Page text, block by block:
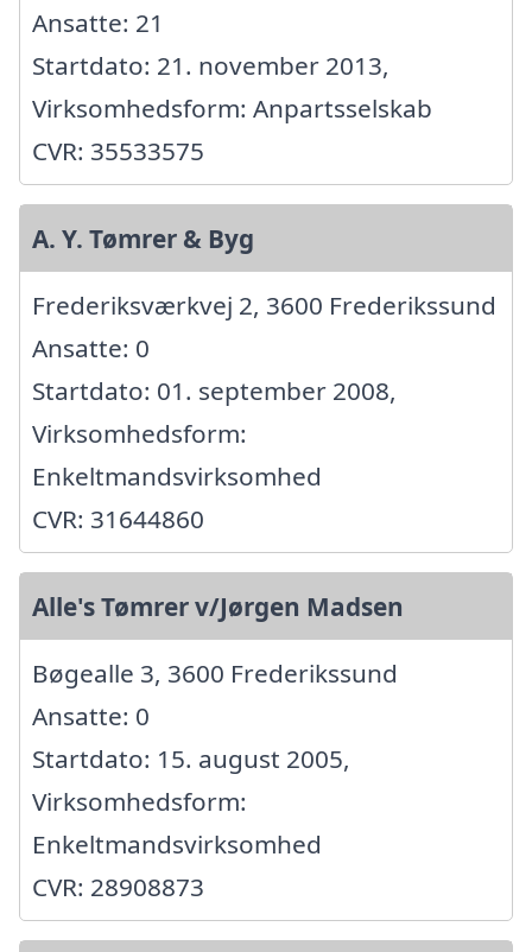
Ansatte: 21
Startdato: 21. november 2013,
Virksomhedsform: Anpartsselskab
CVR: 35533575
A. Y. Tømrer & Byg
Frederiksværkvej 2, 3600 Frederikssund
Ansatte: 0
Startdato: 01. september 2008,
Virksomhedsform:
Enkeltmandsvirksomhed
CVR: 31644860
Alle's Tømrer v/Jørgen Madsen
Bøgealle 3, 3600 Frederikssund
Ansatte: 0
Startdato: 15. august 2005,
Virksomhedsform:
Enkeltmandsvirksomhed
CVR: 28908873